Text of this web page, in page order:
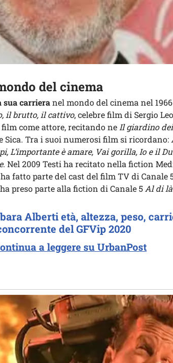
del cinema
sua carrieranel mondo del cinema nel 1966
il brutto, il cattivo, celebre film di Sergio
come attore, recitando ne Il giardino
Sica. Tra i suoi numerosi film si ricordano:
L’importante è amare, Vai gorilla, Io e il
. Nel 2009 Testi ha recitato nella fiction
ha fatto parte del cast del film TV di Canale
preso parte alla fiction di Canale 5 Al di
Alberti età, altezza, peso,
del GFVip 2020
a leggere su UrbanPost